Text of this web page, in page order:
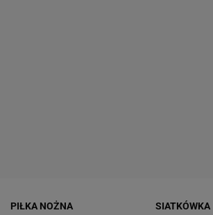
PIŁKA NOŻNA SIATKÓWKA